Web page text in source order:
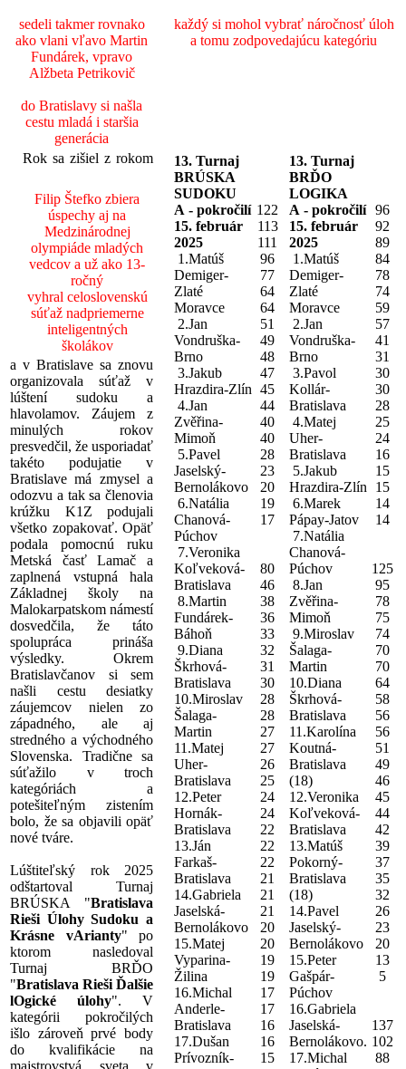
sedeli takmer rovnako
ako vlani vľavo Martin
Fundárek, vpravo
Alžbeta Petrikovič
do Bratislavy si našla
cestu mladá i staršia
generácia
každý si mohol vybrať náročnosť úloh
a tomu zodpovedajúcu kategóriu
Filip Štefko zbiera
úspechy aj na
Medzinárodnej
olympiáde mladých
vedcov a už ako 13-
ročný
vyhral celoslovenskú
súťaž nadpriemerne
inteligentných
školákov
Rok sa zišiel z rokom
a v Bratislave sa znovu
organizovala súťaž v
lúštení sudoku a
hlavolamov. Záujem z
minulých rokov
presvedčil, že usporiadať
takéto podujatie v
Bratislave má zmysel a
odozvu a tak sa členovia
krúžku K1Z podujali
všetko zopakovať. Opäť
podala pomocnú ruku
Metská časť Lamač a
zaplnená vstupná hala
Základnej školy na
Malokarpatskom námestí
dosvedčila, že táto
spolupráca prináša
výsledky. Okrem
Bratislavčanov si sem
našli cestu desiatky
záujemcov nielen zo
západného, ale aj
stredného a východného
Slovenska. Tradične sa
súťažilo v troch
kategóriách a
potešiteľným zistením
bolo, že sa objavili opäť
nové tváre.
Lúštiteľský rok 2025
odštartoval Turnaj
BRÚSKA "Bratislava
Rieši Úlohy Sudoku a
Krásne vArianty" po
ktorom nasledoval
Turnaj BRĎO
"Bratislava Rieši Ďalšie
lOgické úlohy". V
kategórii pokročilých
išlo zároveň prvé body
do kvalifikácie na
majstrovstvá sveta v
13. Turnaj
BRÚSKA
SUDOKU
A - pokročilí
15. február
2025
1.Matúš
Demiger-
Zlaté
Moravce
2.Jan
Vondruška-
Brno
3.Jakub
Hrazdira-Zlín
4.Jan
Zvěřina-
Mimoň
5.Pavel
Jaselský-
Bernolákovo
6.Natália
Chanová-
Púchov
7.Veronika
Koľveková-
Bratislava
8.Martin
Fundárek-
Báhoň
9.Diana
Škrhová-
Bratislava
10.Miroslav
Šalaga-
Martin
11.Matej
Uher-
Bratislava
12.Peter
Hornák-
Bratislava
13.Ján
Farkaš-
Bratislava
14.Gabriela
Jaselská-
Bernolákovo
15.Matej
Vyparina-
Žilina
16.Michal
Anderle-
Bratislava
17.Dušan
Prívozník-
122
113
111
96
77
64
64
51
49
48
47
45
44
40
40
28
23
20
19
17
80
46
38
36
33
32
31
30
28
28
27
27
26
25
24
24
22
22
22
21
21
21
20
20
19
19
17
17
16
16
15
13. Turnaj
BRĎO
LOGIKA
A - pokročilí
15. február
2025
1.Matúš
Demiger-
Zlaté
Moravce
2.Jan
Vondruška-
Brno
3.Pavol
Kollár-
Bratislava
4.Matej
Uher-
Bratislava
5.Jakub
Hrazdira-Zlín
6.Marek
Pápay-Jatov
7.Natália
Chanová-
Púchov
8.Jan
Zvěřina-
Mimoň
9.Miroslav
Šalaga-
Martin
10.Diana
Škrhová-
Bratislava
11.Karolína
Koutná-
Bratislava
(18)
12.Veronika
Koľveková-
Bratislava
13.Matúš
Pokorný-
Bratislava
(18)
14.Pavel
Jaselský-
Bernolákovo
15.Peter
Gašpár-
Púchov
16.Gabriela
Jaselská-
Bernolákovo.
17.Michal
96
92
89
84
78
74
59
57
41
31
30
30
28
25
24
16
15
15
14
14
125
95
78
75
74
70
70
64
58
56
56
51
49
46
45
44
42
39
37
35
32
26
23
20
13
5
137
102
88